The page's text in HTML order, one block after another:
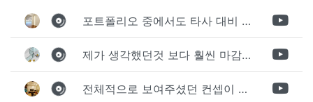
포트폴리오 중에서도 타사 대비 상세하게 진행되는것 같다는 느낌을 많이 받았습니다. 시공 기반과 디자인기반의 인테리어 회사의 차이점을 알게되었는데 인테리어 디자인 기반의 회사와의 컨텍이 굉장히 만족스러웠습니다.
제가 생각했던것 보다 훨씬 마감이 멋있게 잘 나왔습니다. 바닥 이라던지 벽지색상 그리고 통유리로 추천 해주신것도 참 좋았습니다. 916의 노하우를 잘 살려서 공사는 잘 마무리 된것 같습니다.
전체적으로 보여주셨던 컨셉이 너무 마음에 들었고 실장님께서 개인적으로 만족감 있는 공사를 하고 있다는 느낌이 좋았습니다.